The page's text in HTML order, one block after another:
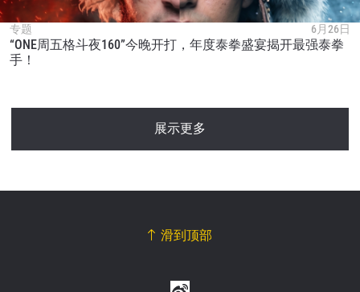
专题 6月26日
“ONE周五格斗夜160”今晚开打，年度泰拳盛宴揭开最强泰拳
手！
展示更多
滑到顶部